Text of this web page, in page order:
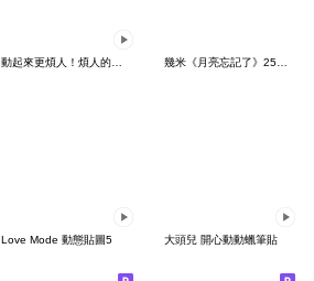
幾米《月亮忘記了》25周年 x 晴天P莉
Love Mode 動態貼圖5 大頭兒 開心動動蠟筆貼